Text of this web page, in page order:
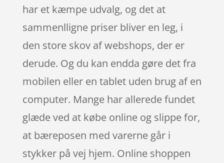
har et kæmpe udvalg, og det at
sammenlligne priser bliver en leg, i
den store skov af webshops, der er
derude. Og du kan endda gøre det fra
mobilen eller en tablet uden brug af en
computer. Mange har allerede fundet
glæde ved at købe online og slippe for,
at bæreposen med varerne går i
stykker på vej hjem. Online shoppen